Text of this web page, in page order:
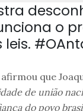
o
que
de união
do povo